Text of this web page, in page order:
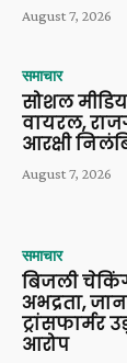
August 7, 2026
समाचार
सोशल
वायरल,
आरक्षी
August 7, 2026
समाचार
बिजली
अभद्रता,
ट्रांसफार्मर
आरोप